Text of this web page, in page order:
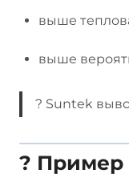
выше
выше
? Suntek
? Пример